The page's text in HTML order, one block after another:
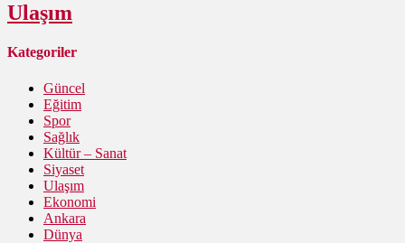
Ulaşım
Kategoriler
Güncel
Eğitim
Spor
Sağlık
Kültür – Sanat
Siyaset
Ulaşım
Ekonomi
Ankara
Dünya